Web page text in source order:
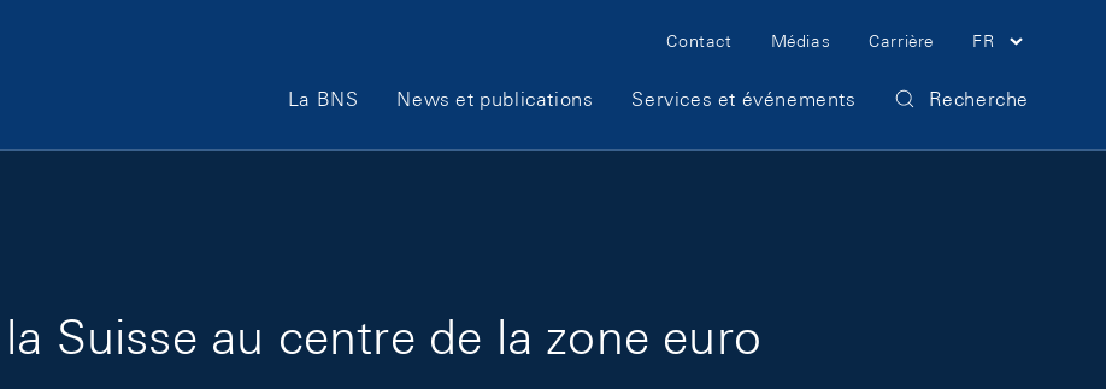
Meta Navigation
Contact Médias Carrière FR
Main Navigation
La BNS News et publications Services et événements Recherche
Suisse au centre de la zone euro